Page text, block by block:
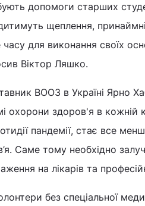
допомоги старших
щеплення,
часу для виконання своїх
Віктор Ляшко.
ВООЗ в Україні Ярно
охорони здоров'я в кожній
пандемії, стає все
Саме тому необхідно
на лікарів та
без спеціальної